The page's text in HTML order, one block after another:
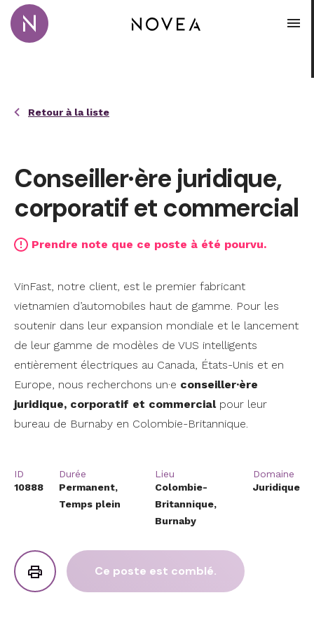
Passer au contenu principal
Retour à la liste
Conseiller·ère juridique,
corporatif et commercial
Prendre note que ce poste à été pourvu.
VinFast, notre client, est le premier fabricant
vietnamien d’automobiles haut de gamme. Pour les
soutenir dans leur expansion mondiale et le lancement
de leur gamme de modèles de VUS intelligents
entièrement électriques au Canada, États-Unis et en
Europe, nous recherchons un·e conseiller·ère
juridique, corporatif et commercialpour leur
bureau de Burnaby en Colombie-Britannique.
ID
10888
Durée
Permanent,
Temps plein
Lieu
Colombie-
Britannique,
Burnaby
Domaine
Juridique
Ce poste est comblé.